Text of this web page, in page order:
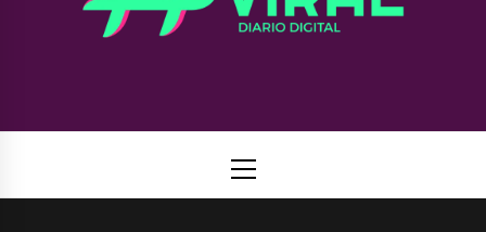
Viral
Menu